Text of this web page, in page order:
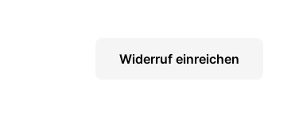
Widerruf einreichen